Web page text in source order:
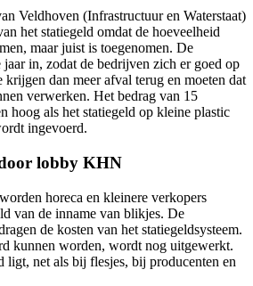
Veldhoven (Infrastructuur en Waterstaat)
het statiegeld omdat de hoeveelheid
maar juist is toegenomen. De
jaar in, zodat de bedrijven zich er goed op
dan meer afval terug en moeten dat
verwerken. Het bedrag van 15
hoog als het statiegeld op kleine plastic
ingevoerd.
lobby KHN
horeca en kleinere verkopers
van de inname van blikjes. De
de kosten van het statiegeldsysteem.
kunnen worden, wordt nog uitgewerkt.
net als bij flesjes, bij producenten en